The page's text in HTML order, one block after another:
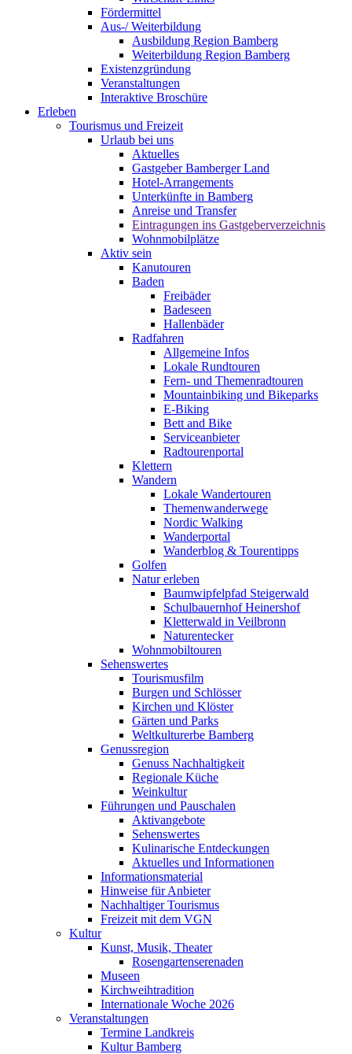
Fördermittel
Aus-/ Weiterbildung
Ausbildung Region Bamberg
Weiterbildung Region Bamberg
Existenzgründung
Veranstaltungen
Interaktive Broschüre
Erleben
Tourismus und Freizeit
Urlaub bei uns
Aktuelles
Gastgeber Bamberger Land
Hotel-Arrangements
Unterkünfte in Bamberg
Anreise und Transfer
Eintragungen ins Gastgeberverzeichnis
Wohnmobilplätze
Aktiv sein
Kanutouren
Baden
Freibäder
Badeseen
Hallenbäder
Radfahren
Allgemeine Infos
Lokale Rundtouren
Fern- und Themenradtouren
Mountainbiking und Bikeparks
E-Biking
Bett and Bike
Serviceanbieter
Radtourenportal
Klettern
Wandern
Lokale Wandertouren
Themenwanderwege
Nordic Walking
Wanderportal
Wanderblog & Tourentipps
Golfen
Natur erleben
Baumwipfelpfad Steigerwald
Schulbauernhof Heinershof
Kletterwald in Veilbronn
Naturentecker
Wohnmobiltouren
Sehenswertes
Tourismusfilm
Burgen und Schlösser
Kirchen und Klöster
Gärten und Parks
Weltkulturerbe Bamberg
Genussregion
Genuss Nachhaltigkeit
Regionale Küche
Weinkultur
Führungen und Pauschalen
Aktivangebote
Sehenswertes
Kulinarische Entdeckungen
Aktuelles und Informationen
Informationsmaterial
Hinweise für Anbieter
Nachhaltiger Tourismus
Freizeit mit dem VGN
Kultur
Kunst, Musik, Theater
Rosengartenserenaden
Museen
Kirchweihtradition
Internationale Woche 2026
Veranstaltungen
Termine Landkreis
Kultur Bamberg